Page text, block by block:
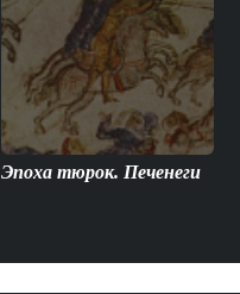
Эпоха тюрок. Печенеги